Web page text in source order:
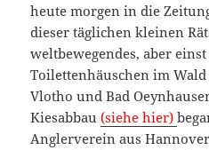
heute morgen in die
dieser täglichen kleinen
weltbewegendes, aber
Toilettenhäuschen im Wald
Vlotho und Bad
Kiesabbau(siehe hier)
Anglerverein aus